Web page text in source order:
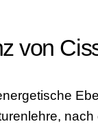
von